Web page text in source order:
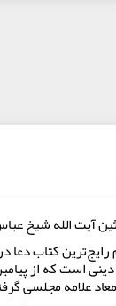
آیت الله
است که از
علامه مجلسی